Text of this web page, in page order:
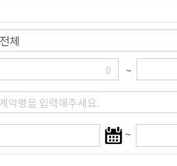
~
시
작
~